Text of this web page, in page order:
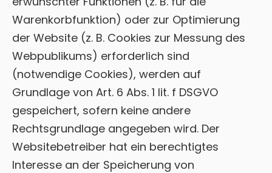
Warenkorbfunktion) oder zur Optimierung
der Website (z. B. Cookies zur Messung des
Webpublikums) erforderlich sind
(notwendige Cookies), werden auf
Grundlage von Art. 6 Abs. 1 lit. f DSGVO
gespeichert, sofern keine andere
Rechtsgrundlage angegeben wird. Der
Websitebetreiber hat ein berechtigtes
Interesse an der Speicherung von